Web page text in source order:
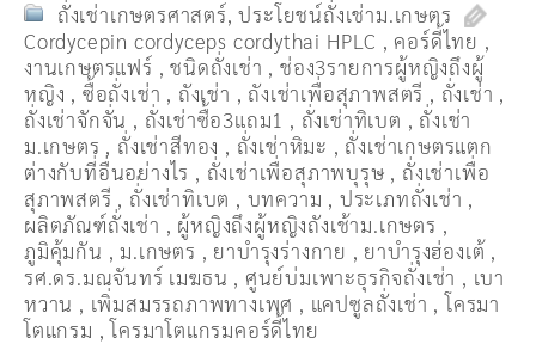
ถั่งเช่าเกษตรศาสตร์,ประโยชน์ถั่งเช่าม.เกษตร
Cordycepin cordyceps cordythai HPLC , คอร์ดี้ไทย ,
งานเกษตรแฟร์ ,ชนิดถั่งเช่า ,ช่อง3รายการผู้หญิงถึงผู้
หญิง , ซื้อถั่งเช่า , ถังเช่า , ถังเช่าเพื่อสุภาพสตรี , ถั่งเช่า ,
ถั่งเช่าจักจั่น , ถั่งเช่าซื้อ3แถม1 , ถั่งเช่าทิเบต , ถั่งเช่า
ม.เกษตร , ถั่งเช่าสีทอง , ถั่งเช่าหิมะ , ถั่งเช่าเกษตรแตก
ต่างกับที่อื่นอย่างไร , ถั่งเช่าเพื่อสุภาพบุรุษ , ถั่งเช่าเพื่อ
สุภาพสตรี , ถั่่งเช่าทิเบต , บทความ , ประเภทถั่งเช่า ,
ผลิตภัณฑ์ถั่งเช่า , ผู้หญิงถึงผู้หญิงถังเช้าม.เกษตร ,
ภูมิคุ้มกัน ,ม.เกษตร , ยาบำรุงร่างกาย , ยาบำรุงฮ่องเต้ ,
รศ.ดร.มณจันทร์ เมฆธน , ศูนย์บ่มเพาะธุรกิจถั่งเช่า , เบา
หวาน , เพิ่มสมรรถภาพทางเพศ , แคปซูลถั่งเช่า ,โครมา
โตแกรม ,โครมาโตแกรมคอร์ดี้ไทย